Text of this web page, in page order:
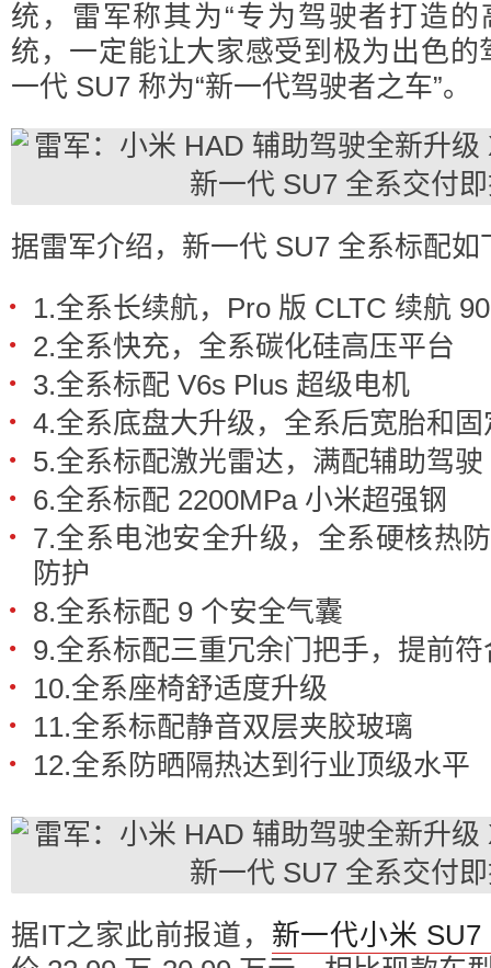
统，雷军称其为“专为驾驶者打造
统，一定能让大家感受到极为出色的
一代 SU7 称为“新一代驾驶者之车”。
据雷军介绍，新一代 SU7 全系标配如
1.全系长续航，Pro 版 CLTC 续航
2.全系快充，全系碳化硅高压平台
3.全系标配 V6s Plus 超级电机
4.全系底盘大升级，全系后宽胎和固
5.全系标配激光雷达，满配辅助驾驶
6.全系标配 2200MPa 小米超强钢
7.全系电池安全升级，全系硬核热
防护
8.全系标配 9 个安全气囊
9.全系标配三重冗余门把手，提前
10.全系座椅舒适度升级
11.全系标配静音双层夹胶玻璃
12.全系防晒隔热达到行业顶级水平
据IT之家此前报道， 新一代小米